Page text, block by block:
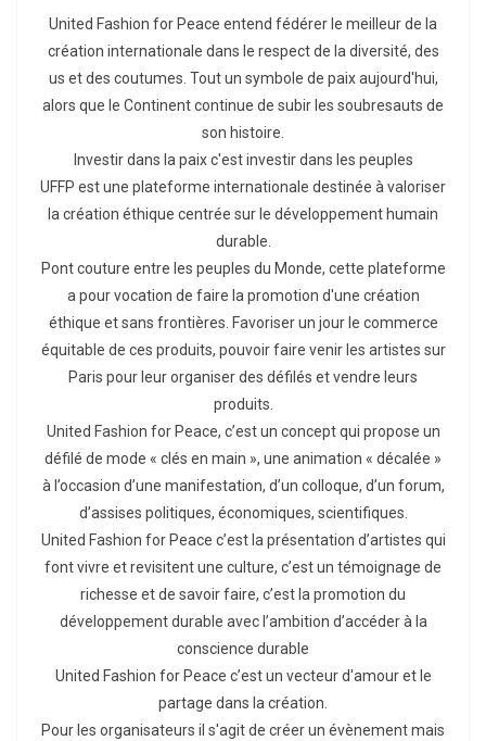
United Fashion for Peace entend fédérer le meilleur de la
création internationale dans le respect de la diversité, des
us et des coutumes. Tout un symbole de paix aujourd'hui,
alors que le Continent continue de subir les soubresauts de
son histoire.
Investir dans la paix c'est investir dans les peuples
UFFP est une plateforme internationale destinée à valoriser
la création éthique centrée sur le développement humain
durable.
Pont couture entre les peuples du Monde, cette plateforme
a pour vocation de faire la promotion d'une création
éthique et sans frontières. Favoriser un jour le commerce
équitable de ces produits, pouvoir faire venir les artistes sur
Paris pour leur organiser des défilés et vendre leurs
produits.
United Fashion for Peace, c’est un concept qui propose un
défilé de mode « clés en main », une animation « décalée »
à l’occasion d’une manifestation, d’un colloque, d’un forum,
d’assises politiques, économiques, scientifiques.
United Fashion for Peace c’est la présentation d’artistes qui
font vivre et revisitent une culture, c’est un témoignage de
richesse et de savoir faire, c’est la promotion du
développement durable avec l’ambition d’accéder à la
conscience durable
United Fashion for Peace c’est un vecteur d'amour et le
partage dans la création.
Pour les organisateurs il s'agit de créer un évènement mais